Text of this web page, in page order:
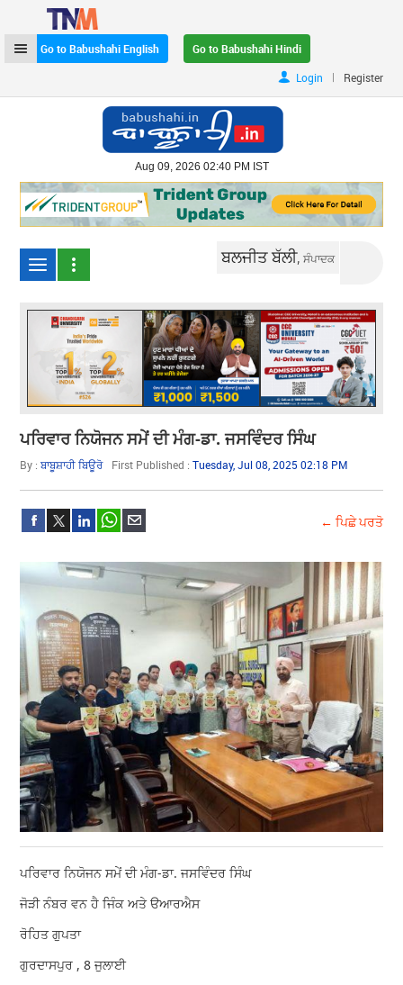
Go to Babushahi English
Go to Babushahi Hindi
Login
| Register
Aug 09, 2026 02:40 PM IST
ਬਲਜੀਤ ਬੱਲੀ,ਸੰਪਾਦਕ
ਪਰਿਵਾਰ ਨਿਯੋਜਨ ਸਮੇਂ ਦੀ ਮੰਗ-ਡਾ. ਜਸਵਿੰਦਰ ਸਿੰਘ
By :ਬਾਬੂਸ਼ਾਹੀ ਬਿਊਰੋ First Published :Tuesday, Jul 08, 2025 02:18 PM
← ਪਿਛੇ ਪਰਤੋ
ਪਰਿਵਾਰ ਨਿਯੋਜਨ ਸਮੇਂ ਦੀ ਮੰਗ-ਡਾ. ਜਸਵਿੰਦਰ ਸਿੰਘ
ਜੋੜੀ ਨੰਬਰ ਵਨ ਹੈ ਜਿੰਕ ਅਤੇ ੳਆਰਐਸ
ਰੋਹਿਤ ਗੁਪਤਾ
ਗੁਰਦਾਸਪੁਰ , 8 ਜੁਲਾਈ